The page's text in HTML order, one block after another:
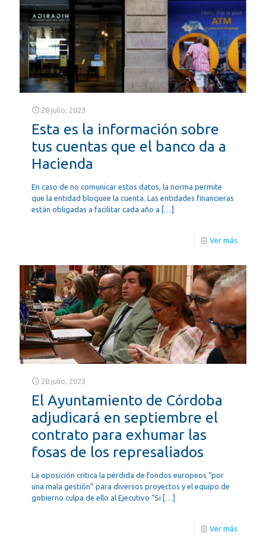
28 julio, 2023
Esta es la información sobre
tus cuentas que el banco da a
Hacienda
En caso de no comunicar estos datos, la norma permite
que la entidad bloquee la cuenta. Las entidades financieras
están obligadas a facilitar cada año a […]
Ver más
28 julio, 2023
El Ayuntamiento de Córdoba
adjudicará en septiembre el
contrato para exhumar las
fosas de los represaliados
La oposición critica la pérdida de fondos europeos “por
una mala gestión” para diversos proyectos y el equipo de
gobierno culpa de ello al Ejecutivo “Si […]
Ver más